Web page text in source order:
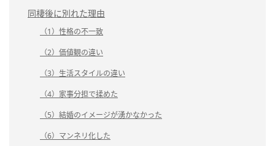
同棲後に別れた理由
（1）性格の不一致
（2）価値観の違い
（3）生活スタイルの違い
（4）家事分担で揉めた
（5）結婚のイメージが湧かなかった
（6）マンネリ化した